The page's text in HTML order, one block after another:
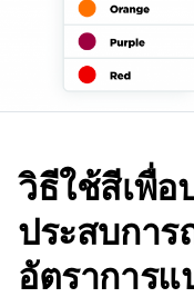
วิธีใช้สีเพื่อ
ประสบกา
อัตราการแ